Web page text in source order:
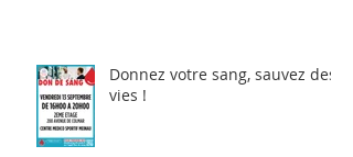
Donnez votre sang, sauvez des
vies !